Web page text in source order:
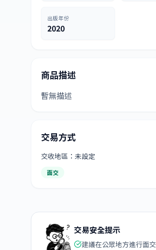
出版年份
2020
商品描述
暫無描述
交易方式
交收地區：未設定
面交
交易安全提示
建議在公眾地方進行面交